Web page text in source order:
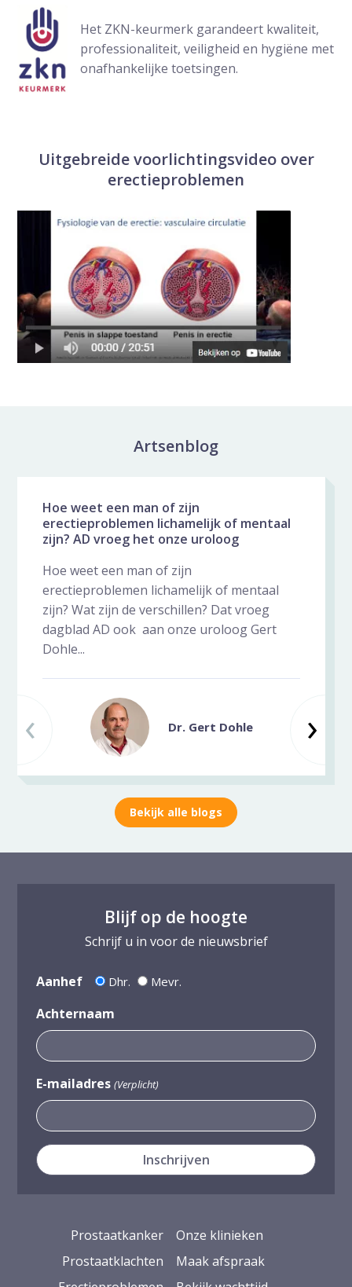
Het ZKN-keurmerk garandeert kwaliteit,
professionaliteit, veiligheid en hygiëne met
onafhankelijke toetsingen.
Uitgebreide voorlichtingsvideo over
erectieproblemen
Artsenblog
Vorige slide
‹ ›
Hoe weet een man of zijn
erectieproblemen lichamelijk of mentaal
zijn? AD vroeg het onze uroloog
Hoe weet een man of zijn
erectieproblemen lichamelijk of mentaal
zijn? Wat zijn de verschillen? Dat vroeg
dagblad AD ook aan onze uroloog Gert
Dohle...
Dr. Gert Dohle
Bekijk alle blogs
Blijf op de hoogte
Schrijf u in voor de nieuwsbrief
Aanhef Dhr. Mevr.
Achternaam
E-mailadres (Verplicht)
Prostaatkanker
Prostaatklachten
Onze klinieken
Maak afspraak